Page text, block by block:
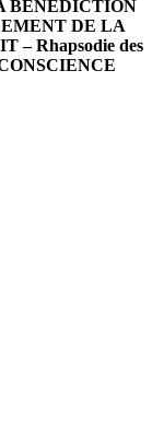
BÉNÉDICTION
DE LA
– Rhapsodie des